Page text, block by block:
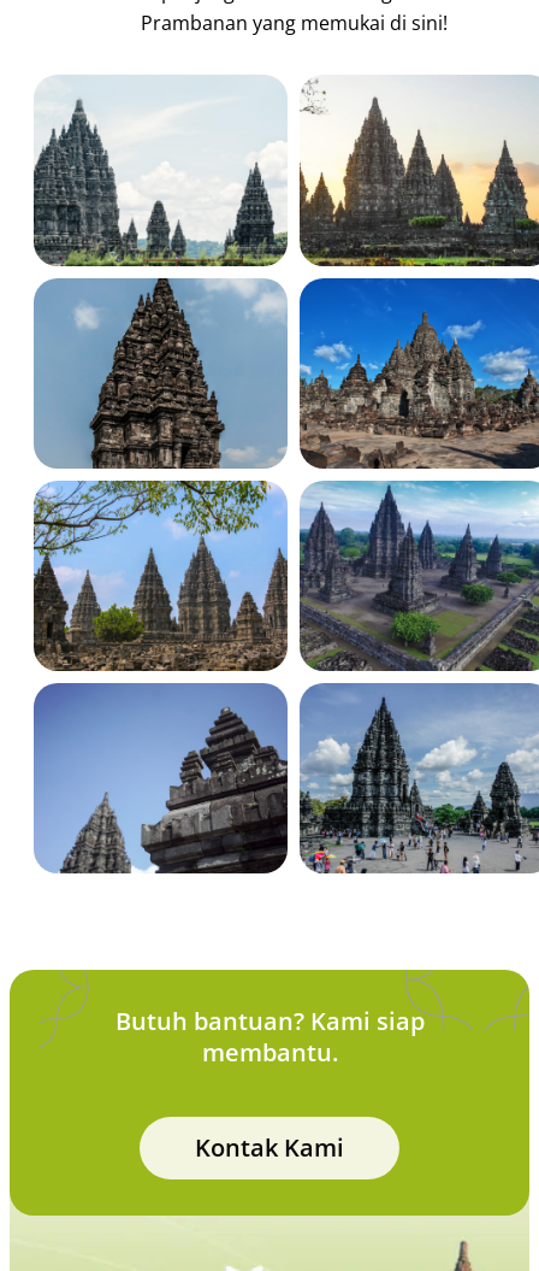
Prambanan yang memukai di sini!
Butuh bantuan? Kami siap
membantu.
Kontak Kami